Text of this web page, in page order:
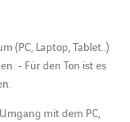
(PC, Laptop, Tablet..)
- Für den Ton ist es
mit dem PC,